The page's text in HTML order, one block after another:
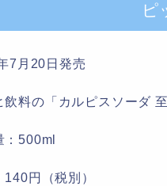
ピ
7月20日発売
飲料の「カルピスソーダ
：500ml
140円（税別）